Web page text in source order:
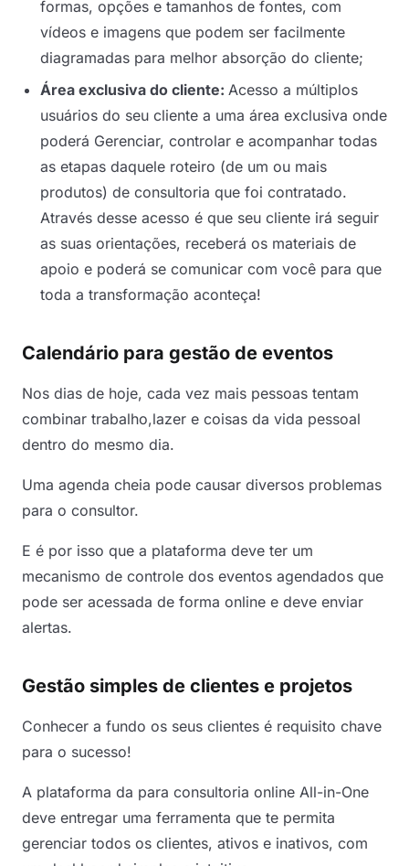
formas, opções e tamanhos de fontes, com
vídeos e imagens que podem ser facilmente
diagramadas para melhor absorção do cliente;
Área exclusiva do cliente: Acesso a múltiplos
usuários do seu cliente a uma área exclusiva onde
poderá Gerenciar, controlar e acompanhar todas
as etapas daquele roteiro (de um ou mais
produtos) de consultoria que foi contratado.
Através desse acesso é que seu cliente irá seguir
as suas orientações, receberá os materiais de
apoio e poderá se comunicar com você para que
toda a transformação aconteça!
Calendário para gestão de eventos
Nos dias de hoje, cada vez mais pessoas tentam
combinar trabalho,lazer e coisas da vida pessoal
dentro do mesmo dia.
Uma agenda cheia pode causar diversos problemas
para o consultor.
E é por isso que a plataforma deve ter um
mecanismo de controle dos eventos agendados que
pode ser acessada de forma online e deve enviar
alertas.
Gestão simples de clientes e projetos
Conhecer a fundo os seus clientes é requisito chave
para o sucesso!
A plataforma da para consultoria online All-in-One
deve entregar uma ferramenta que te permita
gerenciar todos os clientes, ativos e inativos, com